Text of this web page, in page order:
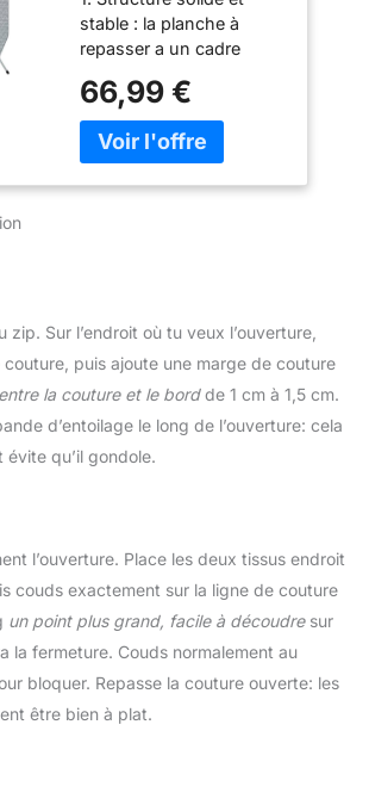
Autonettoyage et longue
durée de vie : La fonction
l’accumulation de
calcaire et garantit des
performances fiables et
réglable :table a repasser
est hautement réglable et
le dispositif de réglage
est très pratique. Il ne
faut que quelques
secondes pour s'ajuster
à la hauteur qui vous
convient (la plage de
repassage et évite les
tensions inutiles sur
votre dos et vos épaules.
support exclusif en fer :
la planche a repasser
un petit espace après
pliage, elle dispose
également d'un support
en fer, et le fer peut être
placé sur le support en
fer pendant que le fer est
en place. Le cordon
stable : la planche à
repasser a un cadre
antidérapants. La surface
de repassage en maille
métallique épaisse est
de repassage est
difficile. 2.Hauteur
réglable :table a repasser
est hautement réglable et
le dispositif de réglage
à la hauteur qui vous
réglage de la hauteur est
: 72-92 cm). clients de
différentes hauteurs et
garantit un confort
optimal pendant le
repassage et évite les
66,99 €
zip. Sur l’endroit où tu veux l’ouverture,
puis ajoute une marge de couture
la couture et le bordde 1 cm à 1,5 cm.
d’entoilage le long de l’ouverture: cela
qu’il gondole.
l’ouverture. Place les deux tissus endroit
couds exactement sur la ligne de couture
un point plus grand, facile à découdresur
la fermeture. Couds normalement au
bloquer. Repasse la couture ouverte: les
être bien à plat.